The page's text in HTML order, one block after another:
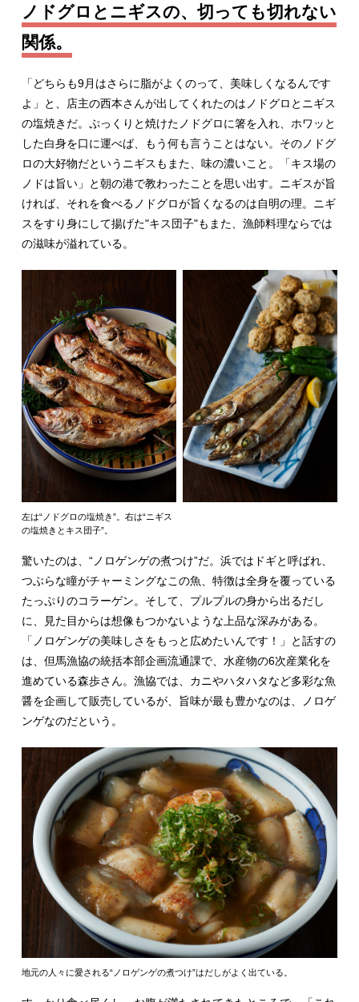
ノドグロとニギスの、切っても切れない
関係。
「どちらも9月はさらに脂がよくのって、美味しくなるんです
よ」と、店主の西本さんが出してくれたのはノドグロとニギス
の塩焼きだ。ぷっくりと焼けたノドグロに箸を入れ、ホワッと
した白身を口に運べば、もう何も言うことはない。そのノドグ
ロの大好物だというニギスもまた、味の濃いこと。「キス場の
ノドは旨い」と朝の港で教わったことを思い出す。ニギスが旨
ければ、それを食べるノドグロが旨くなるのは自明の理。ニギ
スをすり身にして揚げた"キス団子"もまた、漁師料理ならでは
の滋味が溢れている。
左は“ノドグロの塩焼き”。右は“ニギス
の塩焼きとキス団子”。
驚いたのは、“ノロゲンゲの煮つけ”だ。浜ではドギと呼ばれ、
つぶらな瞳がチャーミングなこの魚、特徴は全身を覆っている
たっぷりのコラーゲン。そして、プルプルの身から出るだし
に、見た目からは想像もつかないような上品な深みがある。
「ノロゲンゲの美味しさをもっと広めたいんです！」と話すの
は、但馬漁協の統括本部企画流通課で、水産物の6次産業化を
進めている森歩さん。漁協では、カニやハタハタなど多彩な魚
醤を企画して販売しているが、旨味が最も豊かなのは、ノロゲ
ンゲなのだという。
地元の人々に愛される“ノロゲンゲの煮つけ”はだしがよく出ている。